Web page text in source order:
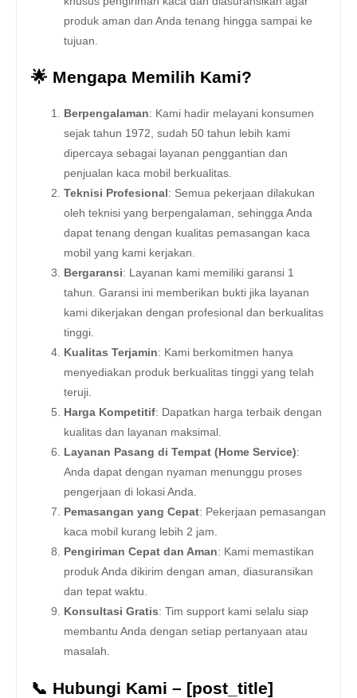
produk aman dan Anda tenang hingga sampai ke
tujuan.
🌟 Mengapa Memilih Kami?
Berpengalaman: Kami hadir melayani konsumen
sejak tahun 1972, sudah 50 tahun lebih kami
dipercaya sebagai layanan penggantian dan
penjualan kaca mobil berkualitas.
Teknisi Profesional : Semua pekerjaan dilakukan
oleh teknisi yang berpengalaman, sehingga Anda
dapat tenang dengan kualitas pemasangan kaca
mobil yang kami kerjakan.
Bergaransi: Layanan kami memiliki garansi 1
tahun. Garansi ini memberikan bukti jika layanan
kami dikerjakan dengan profesional dan berkualitas
tinggi.
Kualitas Terjamin: Kami berkomitmen hanya
menyediakan produk berkualitas tinggi yang telah
teruji.
Harga Kompetitif: Dapatkan harga terbaik dengan
kualitas dan layanan maksimal.
Layanan Pasang di Tempat (Home Service):
Anda dapat dengan nyaman menunggu proses
pengerjaan di lokasi Anda.
Pemasangan yang Cepat: Pekerjaan pemasangan
kaca mobil kurang lebih 2 jam.
Pengiriman Cepat dan Aman: Kami memastikan
produk Anda dikirim dengan aman, diasuransikan
dan tepat waktu.
Konsultasi Gratis: Tim support kami selalu siap
membantu Anda dengan setiap pertanyaan atau
masalah.
📞 Hubungi Kami – [post_title]